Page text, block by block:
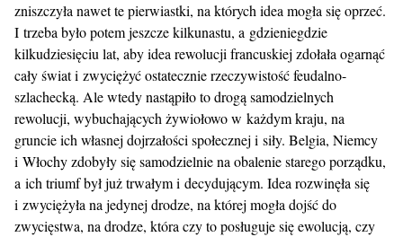
zniszczyła nawet te pierwiastki, na których idea mogła się oprzeć.
I trzeba było potem jeszcze kilkunastu, a gdzieniegdzie
kilkudziesięciu lat, aby idea rewolucji francuskiej zdołała ogarnąć
cały świat i zwyciężyć ostatecznie rzeczywistość feudalno-
szlachecką. Ale wtedy nastąpiło to drogą samodzielnych
rewolucji, wybuchających żywiołowo w każdym kraju, na
gruncie ich własnej dojrzałości społecznej i siły. Belgia, Niemcy
i Włochy zdobyły się samodzielnie na obalenie starego porządku,
a ich triumf był już trwałym i decydującym. Idea rozwinęła się
i zwyciężyła na jedynej drodze, na której mogła dojść do
zwycięstwa, na drodze, która czy to posługuje się ewolucją, czy